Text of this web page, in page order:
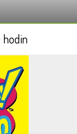
hodin